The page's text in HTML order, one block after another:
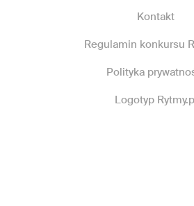
Kontakt
Regulamin konkursu
Polityka
Logotyp